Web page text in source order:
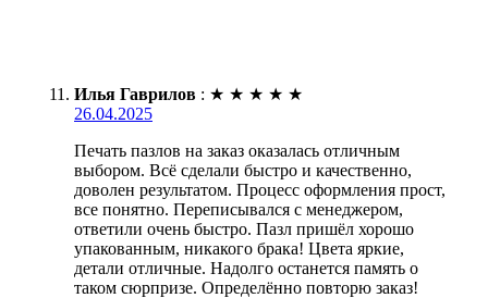
Илья Гаврилов : ★ ★ ★ ★ ★
26.04.2025
Печать пазлов на заказ оказалась отличным
выбором. Всё сделали быстро и качественно,
доволен результатом. Процесс оформления прост,
все понятно. Переписывался с менеджером,
ответили очень быстро. Пазл пришёл хорошо
упакованным, никакого брака! Цвета яркие,
детали отличные. Надолго останется память о
таком сюрпризе. Определённо повторю заказ!